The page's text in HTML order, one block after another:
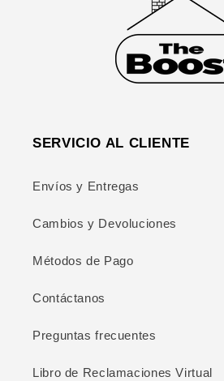
SERVICIO AL CLIENTE
Envíos y Entregas
Cambios y Devoluciones
Métodos de Pago
Contáctanos
Preguntas frecuentes
Libro de Reclamaciones Virtual